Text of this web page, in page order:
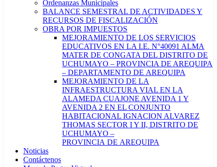
Ordenanzas Municipales
BALANCE SEMESTRAL DE ACTIVIDADES Y
RECURSOS DE FISCALIZACIÓN
OBRA POR IMPUESTOS
MEJORAMIENTO DE LOS SERVICIOS
EDUCATIVOS EN LA I.E. N°40091 ALMA
MATER DE CONGATA DEL DISTRITO DE
UCHUMAYO – PROVINCIA DE AREQUIPA
– DEPARTAMENTO DE AREQUIPA
MEJORAMIENTO DE LA
INFRAESTRUCTURA VIAL EN LA
ALAMEDA CUAJONE AVENIDA 1 Y
AVENIDA 2 EN EL CONJUNTO
HABITACIONAL IGNACION ALVAREZ
THOMAS SECTOR I Y II, DISTRITO DE
UCHUMAYO –
PROVINCIA DE AREQUIPA
Noticias
Contáctenos